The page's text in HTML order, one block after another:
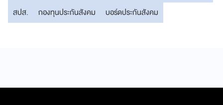
สปส.
กองทุนประกันสังคม บอร์ดประกันสังคม